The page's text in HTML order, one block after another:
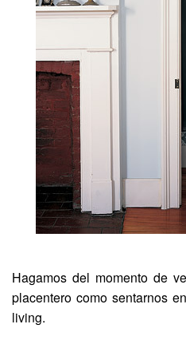
Hagamos del momento de
placentero como sentarnos
living.